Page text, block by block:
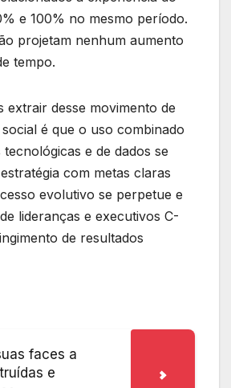
e 100% no mesmo período.
projetam nenhum aumento
tempo.
extrair desse movimento de
é que o uso combinado
e de dados se
com metas claras
evolutivo se perpetue e
lideranças e executivos C-
de resultados
faces a
e